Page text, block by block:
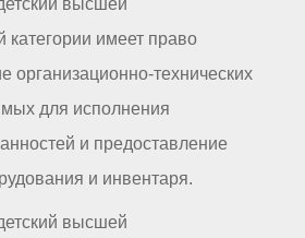
высшей
категории имеет право
организационно-технических
для исполнения
и предоставление
и инвентаря.
высшей